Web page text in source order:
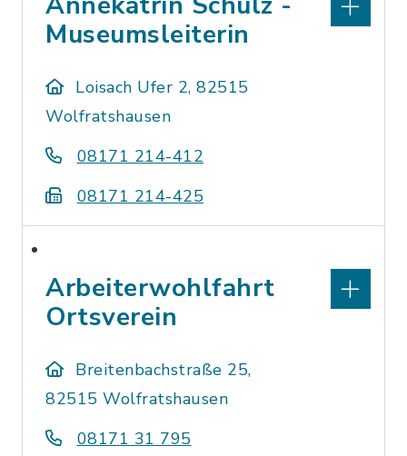
Museumsleiterin
Loisach Ufer 2, 82515
Wolfratshausen
08171 214-412
08171 214-425
Arbeiterwohlfahrt
Ortsverein
Breitenbachstraße 25,
82515 Wolfratshausen
08171 31 795